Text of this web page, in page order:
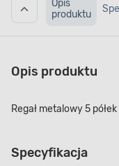
Opis
produktu
Opis produktu
Regał metalowy 5
Specyfikacja